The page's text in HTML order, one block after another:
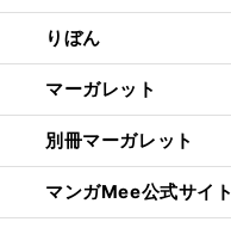
りぼん
マーガレット
別冊マーガレット
マンガMee公式サイト